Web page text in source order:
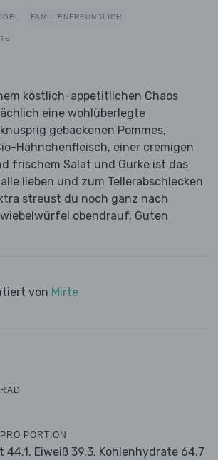
FAMILIENFREUNDLICH
köstlich-appetitlichen Chaos
eine wohlüberlegte
gebackenen Pommes,
Hähnchenfleisch, einer cremigen
frischem Salat und Gurke ist das
lieben und zum Tellerabschlecken
streust du noch ganz nach
obendrauf. Guten
von Mirte
PORTION
44.1, Eiweiß 39.3, Kohlenhydrate 64.7